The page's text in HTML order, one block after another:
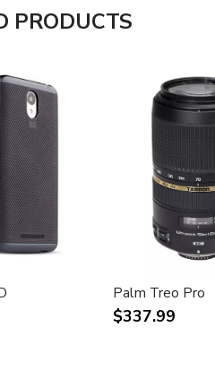
PRODUCTS
Palm Treo Pro
$337.99